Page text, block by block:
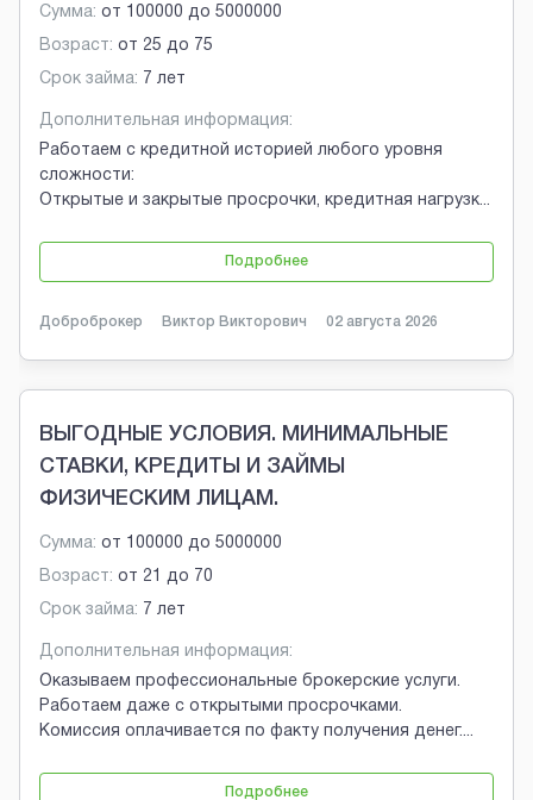
Сумма: от 100000 до 5000000
Возраст: от 25 до 75
Срок займа: 7 лет
Дополнительная информация:
Работаем с кредитной историей любого уровня
сложности:
Открытые и закрытые просрочки, кредитная нагрузк...
Подробнее
Доброброкер Виктор Викторович 02 августа 2026
ВЫГОДНЫЕ УСЛОВИЯ. МИНИМАЛЬНЫЕ
СТАВКИ, КРЕДИТЫ И ЗАЙМЫ
ФИЗИЧЕСКИМ ЛИЦАМ.
Сумма: от 100000 до 5000000
Возраст: от 21 до 70
Срок займа: 7 лет
Дополнительная информация:
Оказываем профессиональные брокерские услуги.
Работаем даже с открытыми просрочками.
Комиссия оплачивается по факту получения денег....
Подробнее